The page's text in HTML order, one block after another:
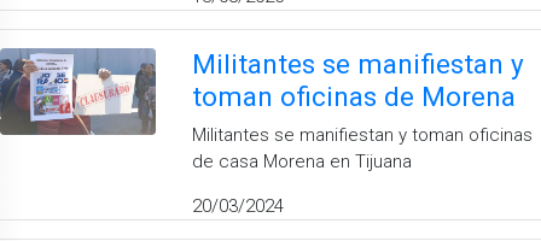
Militantes se manifiestan y
toman oficinas de Morena
Militantes se manifiestan y toman oficinas
de casa Morena en Tijuana
20/03/2024